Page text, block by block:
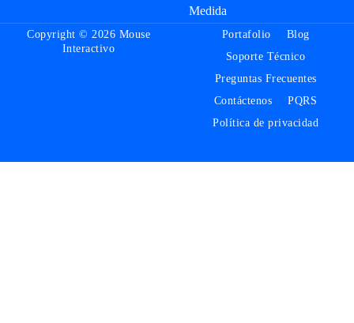
Medida
Copyright © 2026 Mouse
Interactivo
Portafolio
Blog
Soporte Técnico
Preguntas Frecuentes
Contáctenos
PQRS
Política de privacidad